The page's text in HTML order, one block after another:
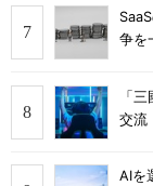
争を
「
交流
AIを